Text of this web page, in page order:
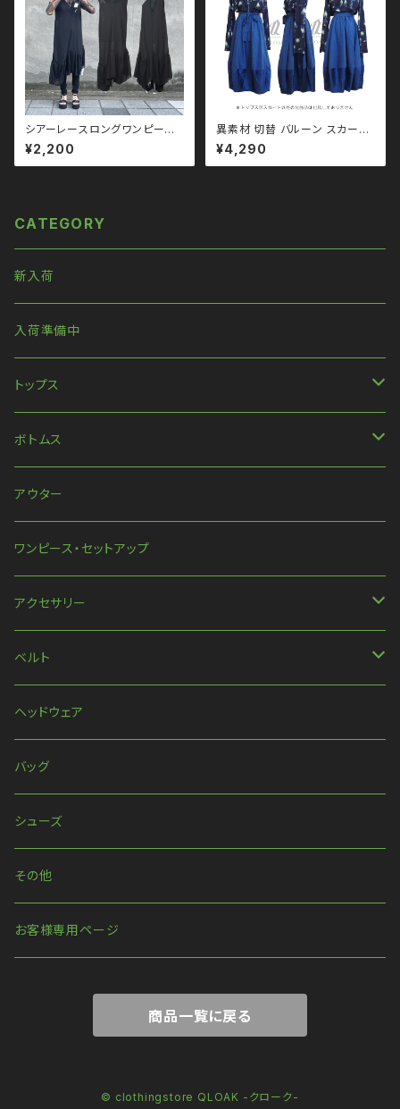
to110028
シアーレースロングワンピース
qse110012 黒コーデ モード
merlot メルロー ユニセックス
パンク ロック Ｖ 系 韓国ファッシ
¥2,200
異素材 切替 バルーン スカート
３color qbo110020 ゴス
ゴシック ゴスロリ パンク ロック
Ｖ 系 韓国ファッション ストリー
¥4,290
CATEGORY
新入荷
入荷準備中
トップス
長袖
ハンパ丈袖
半袖
ほか
ボトムス
パンツ
スカート
アウター
ワンピース・セットアップ
アクセサリー
ネックレス
ピアス・イヤリング
リング
ベルト
ベルト
ハーネス
ウォレットチェーン
ヘッドウェア
バッグ
シューズ
その他
お客様専用ページ
商品一覧に戻る
© clothingstore QLOAK -クローク-